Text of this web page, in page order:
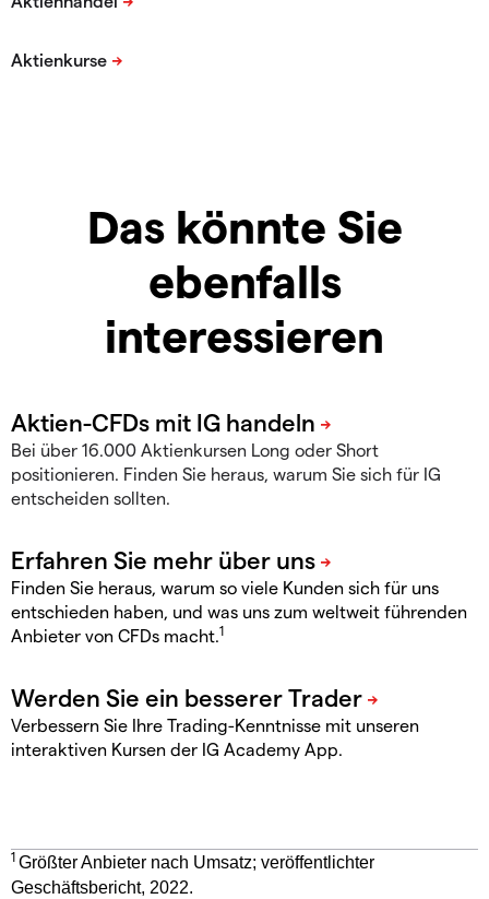
Das könnte Sie
ebenfalls
interessieren
Bei über 16.000 Aktienkursen Long oder Short
positionieren. Finden Sie heraus, warum Sie sich für IG
entscheiden sollten.
Finden Sie heraus, warum so viele Kunden sich für uns
entschieden haben, und was uns zum weltweit führenden
Anbieter von CFDs macht.1
Verbessern Sie Ihre Trading-Kenntnisse mit unseren
interaktiven Kursen der IG Academy App.
1 Größter Anbieter nach Umsatz; veröffentlichter
Geschäftsbericht, 2022.